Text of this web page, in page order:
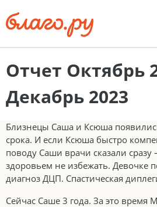
Отчет Октябрь
Декабрь 2023
Близнецы Саша и Ксюша
срока. И если Ксюша быстро
поводу Саши врачи сказали сразу
здоровьем не избежать. Девочке
диагноз ДЦП. Спастическая
Сейчас Саше 3 года. За это время